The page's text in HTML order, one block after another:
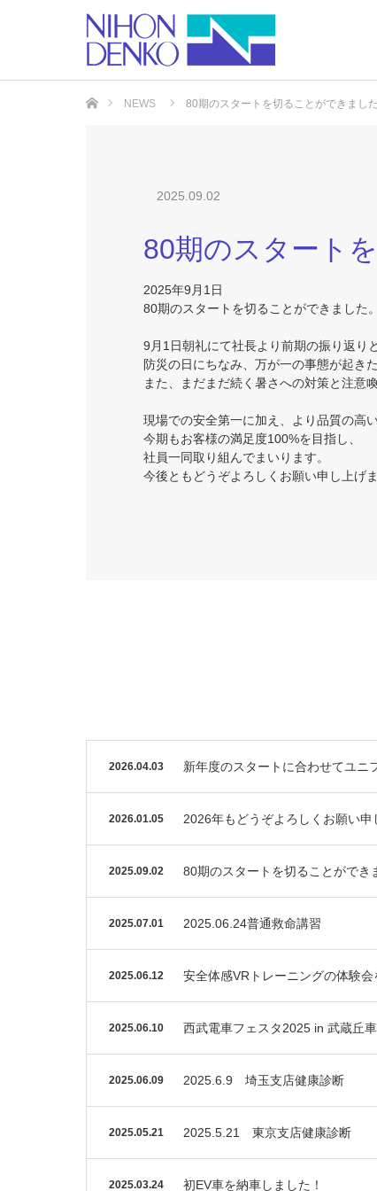
NEWS
80期のスタートを切ることができました
2025.09.02
80期のスタート
2025年9月1日
80期のスタートを切ることができました。
9月1日朝礼にて社長より前期の振り返りと
防災の日にちなみ、万が一の事態が起き
また、まだまだ続く暑さへの対策と注意
現場での安全第一に加え、より品質の高
今期もお客様の満足度100%を目指し、
社員一同取り組んでまいります。
今後ともどうぞよろしくお願い申し上げま
2026.04.03 新年度のスタートに合わせてユニ
2026.01.05 2026年もどうぞよろしくお願い申
2025.09.02 80期のスタートを切ることができ
2025.07.01 2025.06.24普通救命講習
2025.06.12 安全体感VRトレーニングの体験会
2025.06.10 西武電車フェスタ2025 in 武蔵丘
2025.06.09 2025.6.9 埼玉支店健康診断
2025.05.21 2025.5.21 東京支店健康診断
2025.03.24 初EV車を納車しました！